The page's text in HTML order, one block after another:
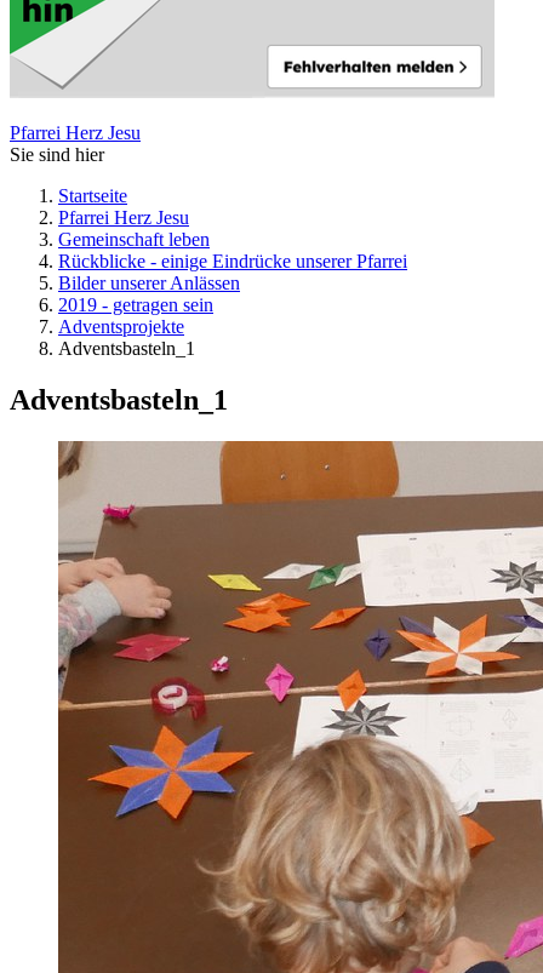
Pfarrei Herz Jesu
Sie sind hier
Startseite
Pfarrei Herz Jesu
Gemeinschaft leben
Rückblicke - einige Eindrücke unserer Pfarrei
Bilder unserer Anlässen
2019 - getragen sein
Adventsprojekte
Adventsbasteln_1
Adventsbasteln_1